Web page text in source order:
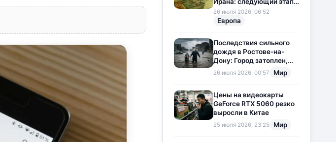
напряженности на
Ближнем Востоке
26 июля 2026, 06:52
Европа
Последствия сильного
дождя в Ростове-на-
Дону: Город затоплен,
свет отключен
26 июля 2026, 00:57 Мир
Цены на видеокарты
GeForce RTX 5060 резко
выросли в Китае
25 июля 2026, 23:25 Мир